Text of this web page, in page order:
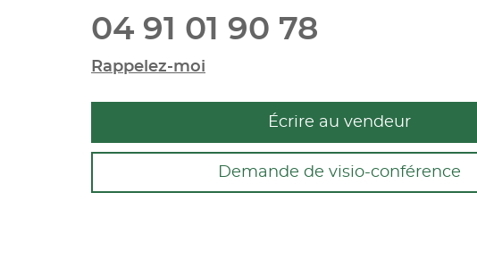
04 91 01 90 78
Rappelez-moi
Écrire au vendeur
Demande de visio-conférence